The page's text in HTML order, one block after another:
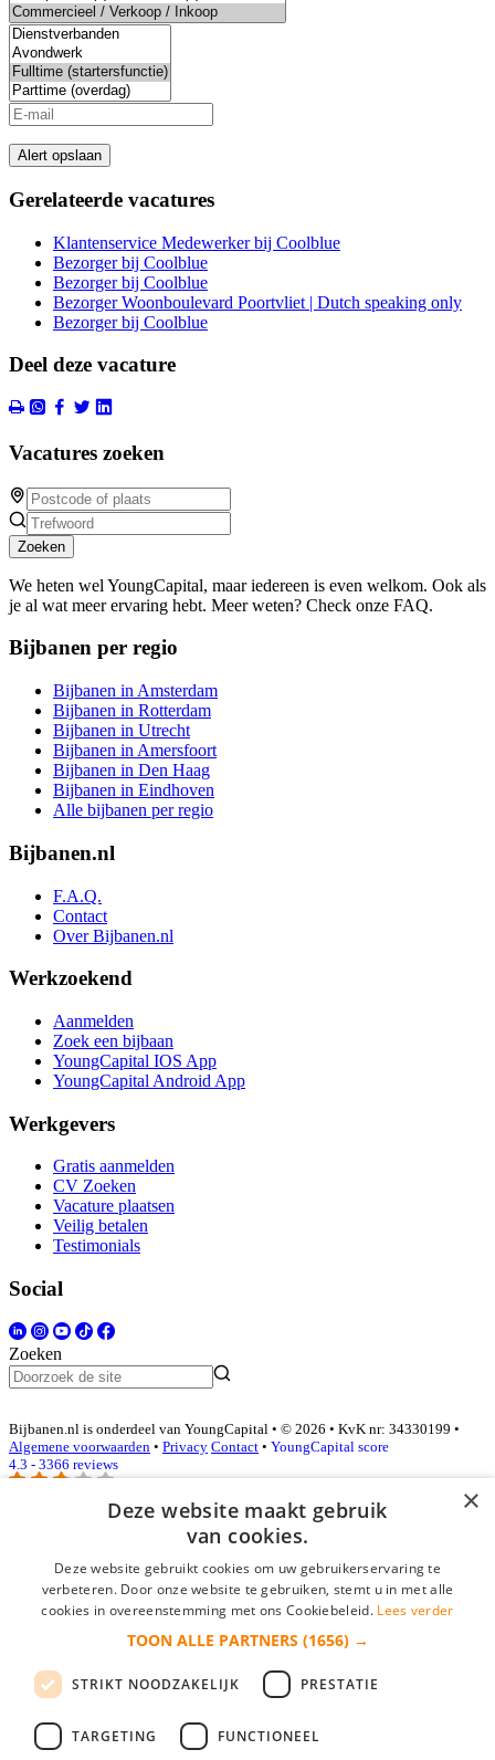
Alert opslaan
Gerelateerde vacatures
Klantenservice Medewerker bij Coolblue
Bezorger bij Coolblue
Bezorger bij Coolblue
Bezorger Woonboulevard Poortvliet | Dutch speaking only
Bezorger bij Coolblue
Deel deze vacature
Vacatures zoeken
Zoeken
We heten wel YoungCapital, maar iedereen is even welkom. Ook als
je al wat meer ervaring hebt. Meer weten? Check onze FAQ.
Bijbanen per regio
Bijbanen in Amsterdam
Bijbanen in Rotterdam
Bijbanen in Utrecht
Bijbanen in Amersfoort
Bijbanen in Den Haag
Bijbanen in Eindhoven
Alle bijbanen per regio
Bijbanen.nl
F.A.Q.
Contact
Over Bijbanen.nl
Werkzoekend
Aanmelden
Zoek een bijbaan
YoungCapital IOS App
YoungCapital Android App
Werkgevers
Gratis aanmelden
CV Zoeken
Vacature plaatsen
Veilig betalen
Testimonials
Social
Zoeken
Bijbanen.nl is onderdeel van YoungCapital • © 2026 • KvK nr: 34330199 •
Algemene voorwaarden • Privacy Contact • YoungCapital score
4.3 - 3366 reviews
E-mail*
login gegevens onthouden
login
×
Deze website maakt gebruik
van cookies.
Deze website gebruikt cookies om uw gebruikerservaring te
verbeteren. Door onze website te gebruiken, stemt u in met alle
cookies in overeenstemming met ons Cookiebeleid. Lees verder
TOON ALLE PARTNERS (1656) →
STRIKT NOODZAKELIJK PRESTATIE
TARGETING FUNCTIONEEL